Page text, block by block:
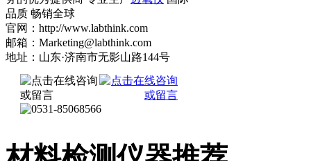
品质 畅销全球
官网：http://www.labthink.com
邮箱：Marketing@labthink.com
地址：山东·济南市无影山路144号